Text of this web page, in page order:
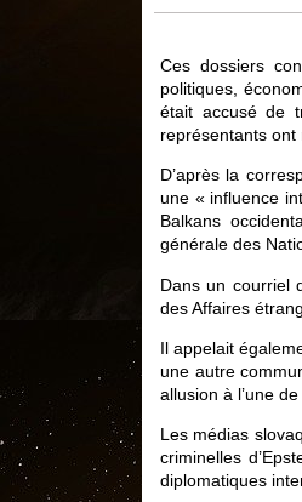
Ces dossiers
politiques,
était accusé de
représentants
D’après la
une « influence
Balkans
générale des
Dans un courriel
des Affaires
Il appelait
une autre
allusion à l’une
Les médias
criminelles
diplomatiques